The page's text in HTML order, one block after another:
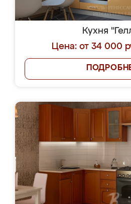
Кухня
Цена: от 34 000